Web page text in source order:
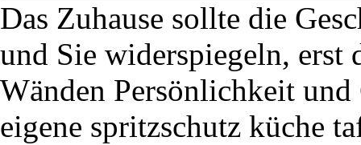
Das Zuhause sollte die
und Sie widerspiegeln, erst
Wänden Persönlichkeit
eigene spritzschutz küche